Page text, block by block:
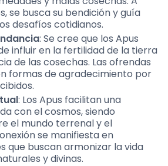
se busca su bendición y guía
desafíos cotidianos.
: Se cree que los Apus
influir en la fertilidad de la tierra
de las cosechas. Las ofrendas
formas de agradecimiento por
: Los Apus facilitan una
con el cosmos, siendo
el mundo terrenal y el
se manifiesta en
que buscan armonizar la vida
y divinas.